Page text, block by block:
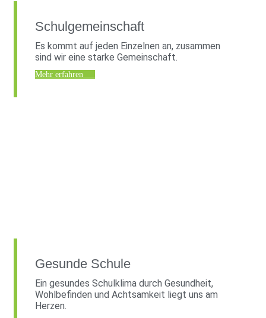
Schulgemeinschaft
Es kommt auf jeden Einzelnen an, zusammen
sind wir eine starke Gemeinschaft.
Mehr erfahren
Gesunde Schule
Ein gesundes Schulklima durch Gesundheit,
Wohlbefinden und Achtsamkeit liegt uns am
Herzen.